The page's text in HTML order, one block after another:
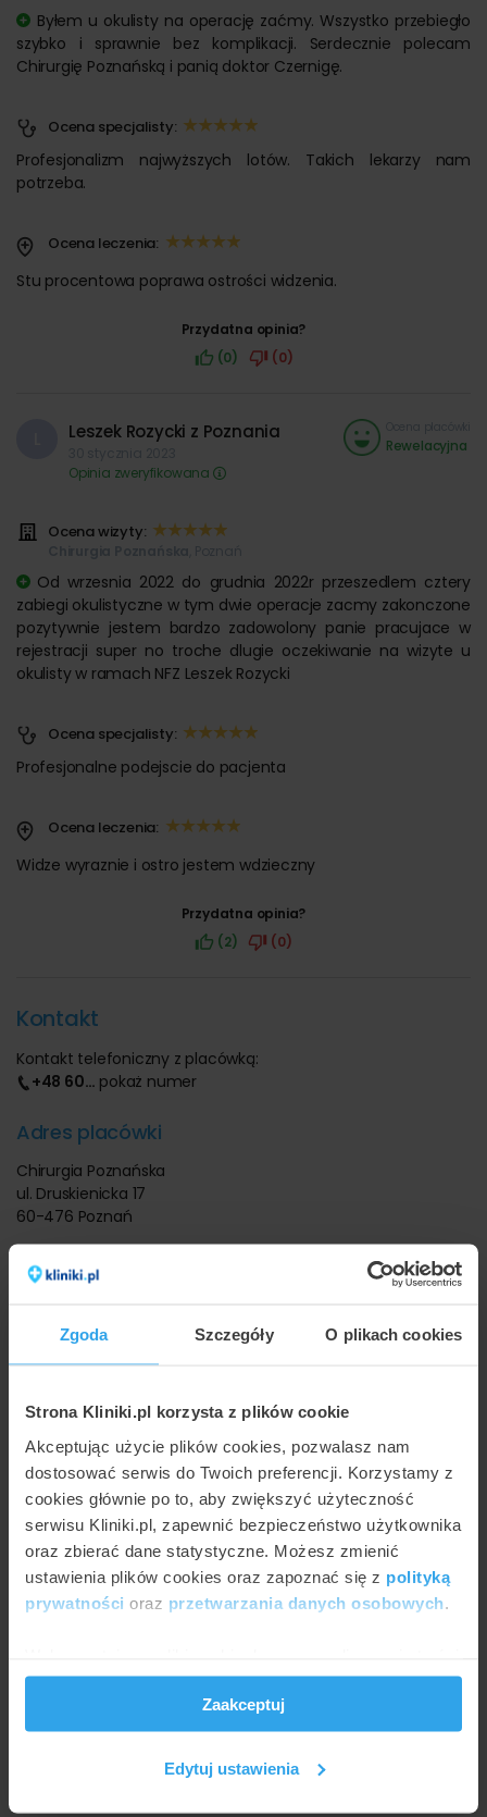
Zgoda Szczegóły O plikach cookies
Strona Kliniki.pl korzysta z plików cookie
Akceptując użycie plików cookies, pozwalasz nam
dostosować serwis do Twoich preferencji. Korzystamy z
cookies głównie po to, aby zwiększyć użyteczność
serwisu Kliniki.pl, zapewnić bezpieczeństwo użytkownika
oraz zbierać dane statystyczne. Możesz zmienić
ustawienia plików cookies oraz zapoznać się z polityką
prywatności oraz przetwarzania danych osobowych
i reklam, aby oferować funkcje społecznościowe i
analizować ruch w naszej witrynie. Informacje o tym, jak
korzystasz z naszej witryny, udostępniamy partnerom
społecznościowym, reklamowym i analitycznym.
otrzymanymi od Ciebie lub uzyskanymi podczas
Zaakceptuj
Edytuj ustawienia
Byłem u okulisty na operację zaćmy. Wszystko przebiegło
szybko i sprawnie bez komplikacji. Serdecznie polecam
Chirurgię Poznańską i panią doktor Czernigę.
Ocena specjalisty:
Profesjonalizm najwyższych lotów. Takich lekarzy nam
potrzeba.
Ocena leczenia:
Stu procentowa poprawa ostrości widzenia.
Przydatna opinia?
(0)
(0)
Leszek Rozycki z Poznania
Opinia zweryfikowana
Rewelacyjna
Ocena wizyty:
Od wrzesnia 2022 do grudnia 2022r przeszedlem cztery
zabiegi okulistyczne w tym dwie operacje zacmy zakonczone
pozytywnie jestem bardzo zadowolony panie pracujace w
rejestracji super no troche dlugie oczekiwanie na wizyte u
okulisty w ramach NFZ Leszek Rozycki
Ocena specjalisty:
Profesjonalne podejscie do pacjenta
Ocena leczenia:
Widze wyraznie i ostro jestem wdzieczny
Przydatna opinia?
(2)
(0)
Kontakt
Kontakt telefoniczny z placówką:
+48 60… pokaż numer
Adres placówki
Chirurgia Poznańska
ul. Druskienicka 17
60-476 Poznań
Dojazd i mapa
Poznańska na poniższej mapie miasta Poznań.